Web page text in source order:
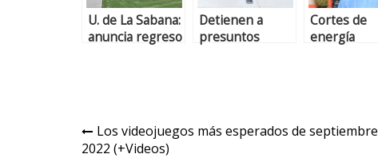
U. de La Sabana:
anuncia regreso
Detienen a
presuntos
Cortes de
energía
septiembre
Los videojuegos más esperados de septiembre
2022 (+Videos)